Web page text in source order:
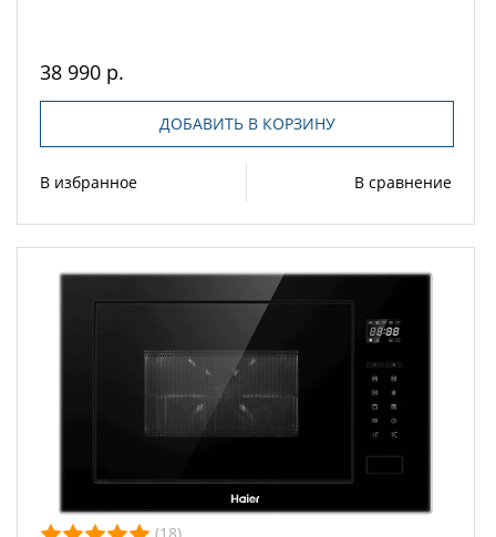
38 990 р.
ДОБАВИТЬ В КОРЗИНУ
В избранное В сравнение